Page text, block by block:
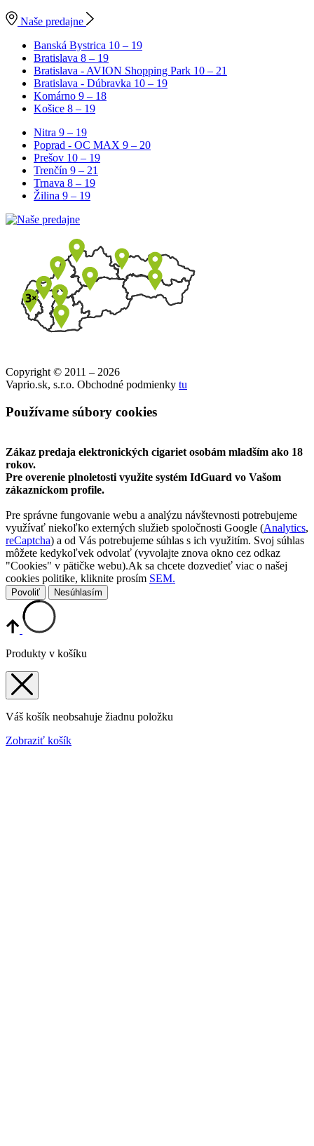
Naše predajne
Banská Bystrica 10 – 19
Bratislava 8 – 19
Bratislava - AVION Shopping Park 10 – 21
Bratislava - Dúbravka 10 – 19
Komárno 9 – 18
Košice 8 – 19
Nitra 9 – 19
Poprad - OC MAX 9 – 20
Prešov 10 – 19
Trenčín 9 – 21
Trnava 8 – 19
Žilina 9 – 19
Copyright © 2011 – 2026
Vaprio.sk, s.r.o. Obchodné podmienky tu
Používame súbory cookies
Zákaz predaja elektronických cigariet osobám mladším ako 18
rokov.
Pre overenie plnoletosti využite systém IdGuard vo Vašom
zákazníckom profile.
Pre správne fungovanie webu a analýzu návštevnosti potrebujeme
využívať niekoľko externých služieb spoločnosti Google (Analytics,
reCaptcha) a od Vás potrebujeme súhlas s ich využitím. Svoj súhlas
môžete kedykoľvek odvolať (vyvolajte znova okno cez odkaz
"Cookies" v pätičke webu).Ak sa chcete dozvedieť viac o našej
cookies politike, kliknite prosím SEM.
Povoliť Nesúhlasím
Produkty v košíku
Váš košík neobsahuje žiadnu položku
Zobraziť košík